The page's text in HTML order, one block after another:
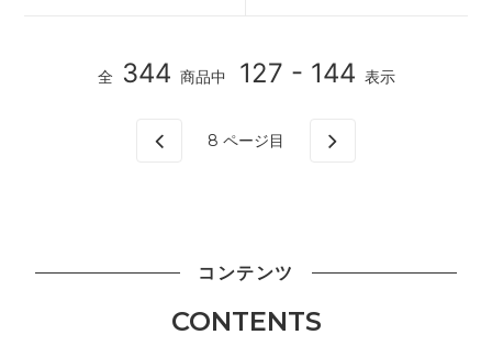
全 344 商品中 127 - 144 表示
8 ページ目
コンテンツ
CONTENTS